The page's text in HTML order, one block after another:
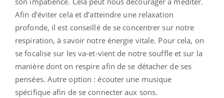
Afin d’éviter cela et d’atteindre une relaxation
profonde, il est conseillé de se concentrer sur notre
respiration, à savoir notre énergie vitale. Pour cela, on
se focalise sur les va-et-vient de notre souffle et sur la
manière dont on respire afin de se détacher de ses
pensées. Autre option : écouter une musique
spécifique afin de se connecter aux sons.